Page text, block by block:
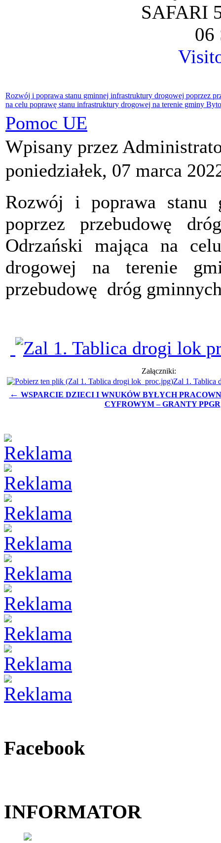
SAFARI
06
Rozwój i poprawa stanu gminnej infrastruktury drogowej poprzez
na celu poprawę stanu infrastruktury drogowej na terenie gminy
Pomoc UE
Wpisany przez
poniedziałek, 07 marca
Rozwój i poprawa stanu
poprzez przebudowę
Odrzański mająca na
drogowej na terenie
przebudowę dróg
Załączniki:
Zal 1. Tablica
← WSPARCIE DZIECI I WNUKÓW BYŁYCH
CYFROWYM – GRANTY PPGR
Facebook
INFORMATOR